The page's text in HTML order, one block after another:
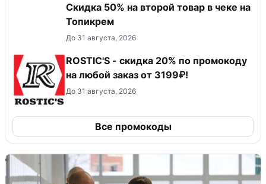
Скидка 50% на второй товар в чеке на
Топикрем
До 31 августа, 2026
ROSTIC'S - скидка 20% по промокоду
на любой заказ от 3199₽!
До 31 августа, 2026
Все промокоды